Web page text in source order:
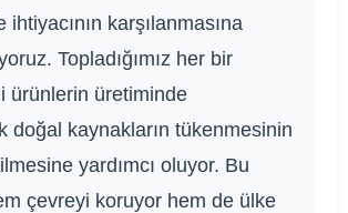
ihtiyacının karşılanmasına
Topladığımız her bir
ürünlerin üretiminde
doğal kaynakların tükenmesinin
yardımcı oluyor. Bu
çevreyi koruyor hem de ülke